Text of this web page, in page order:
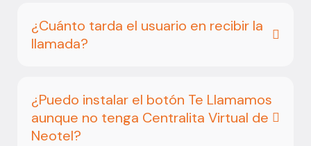
¿Cuánto tarda el usuario en recibir la
llamada?
¿Puedo instalar el botón Te Llamamos
aunque no tenga Centralita Virtual de
Neotel?